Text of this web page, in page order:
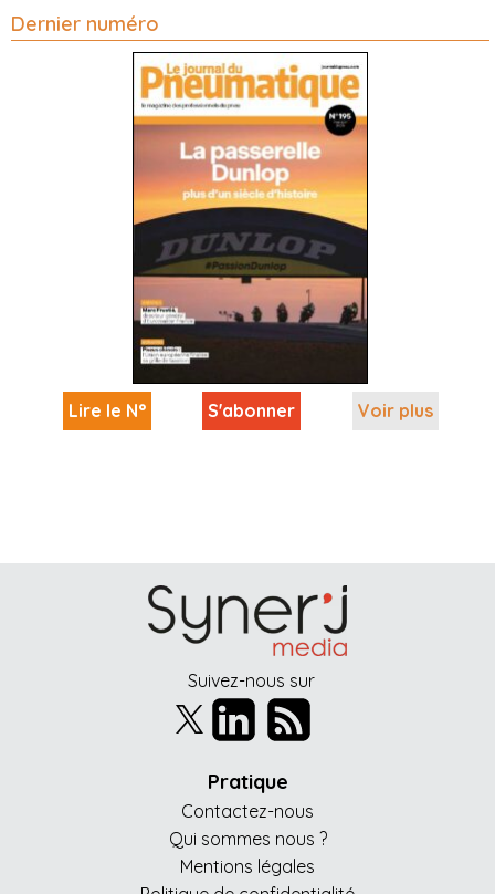
Dernier numéro
Lire le N° S'abonner Voir plus
Suivez-nous sur
Pratique
Contactez-nous
Qui sommes nous ?
Mentions légales